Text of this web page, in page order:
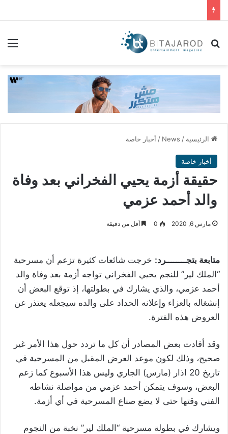
بحث عن
الرئيسية /
News
/ أخبار خاصة
أخبار خاصة
حقيقة أزمة يحيي الفخراني بعد وفاة
والد أحمد عزمي
مارس 6, 2020 0 أقل من دقيقة
متابعة بتجــــــــرد: خرجت شائعات كثيرة تزعم أن مسرحية
“الملك لير” للنجم يحيي الفخراني تواجه أزمة بعد وفاة والد
أحمد عزمي، والذي يشارك في بطولتها، إذ توقع البعض أن
إنشغاله بالعزاء وإعلانه الحداد على والده سيجعله يعتذر عن
العروض هذه الفترة.
وقد أفادت بعض المصادر أن كل ما تردد حول هذا الأمر غير
صحيح، وذلك لكون موعد العرض المقبل من المسرحية في
تاريخ 20 اذار (مارس) الجاري وليس هذا الأسبوع كما زعم
البعض، وسوف يتمكن أحمد عزمي من مواصلة نشاطه
الفني وقتها حتى لا يضع صناع المسرحية في أي أزمة.
ويشارك في بطولة مسرحية “الملك لير” نخبة من النجوم